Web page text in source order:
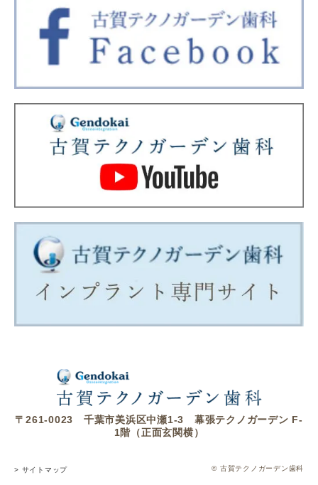
〒261-0023 千葉市美浜区中瀬1-3 幕張テクノガーデン F-
1階（正面玄関横）
> サイトマップ © 古賀テクノガーデン歯科